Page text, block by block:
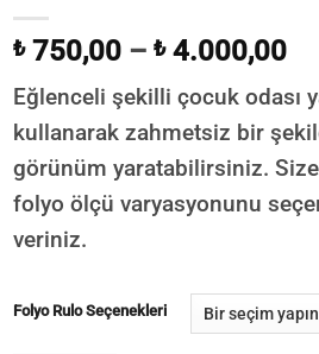
₺750,00– ₺4.000,00
Eğlenceli şekilli çocuk odası
kullanarak zahmetsiz bir
görünüm yaratabilirsiniz. Size
folyo ölçü varyasyonunu
veriniz.
Folyo Rulo Seçenekleri